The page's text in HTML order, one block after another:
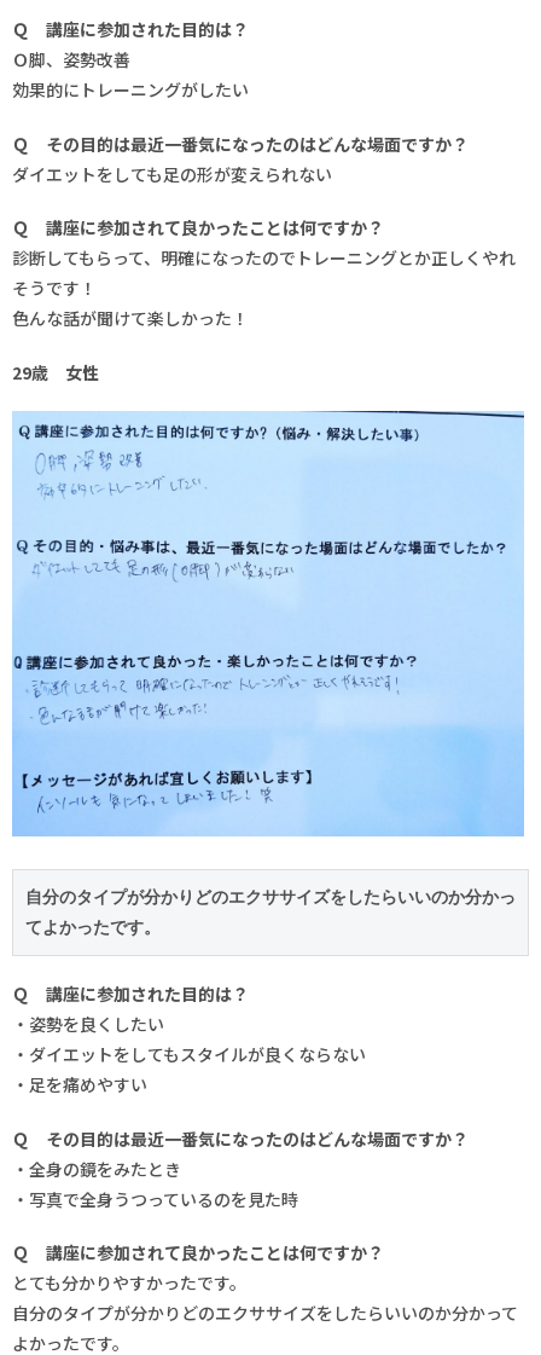
Ｑ 講座に参加された目的は？
Ｏ脚、姿勢改善
効果的にトレーニングがしたい
Ｑ その目的は最近一番気になったのはどんな場面ですか？
ダイエットをしても足の形が変えられない
Ｑ 講座に参加されて良かったことは何ですか？
診断してもらって、明確になったのでトレーニングとか正しくやれ
そうです！
色んな話が聞けて楽しかった！
29歳 女性
自分のタイプが分かりどのエクササイズをしたらいいのか分かっ
てよかったです。
Ｑ 講座に参加された目的は？
・姿勢を良くしたい
・ダイエットをしてもスタイルが良くならない
・足を痛めやすい
Ｑ その目的は最近一番気になったのはどんな場面ですか？
・全身の鏡をみたとき
・写真で全身うつっているのを見た時
Ｑ 講座に参加されて良かったことは何ですか？
とても分かりやすかったです。
自分のタイプが分かりどのエクササイズをしたらいいのか分かって
よかったです。